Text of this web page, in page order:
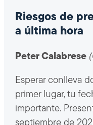
Riesgos de
a última hora
Peter Calabrese
Esperar conlleva
primer lugar, tu
importante.